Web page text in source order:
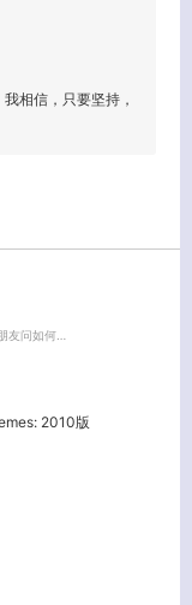
相信，只要坚持，
友问如何…
2010版